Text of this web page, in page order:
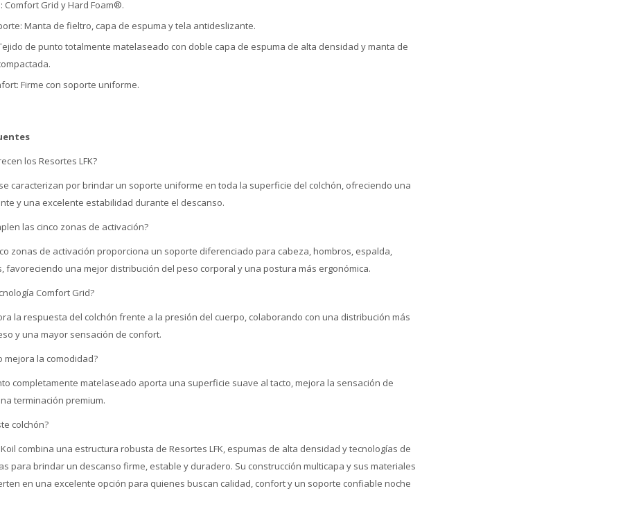
Comfort Grid y Hard Foam®.
Manta de fieltro, capa de espuma y tela antideslizante.
de punto totalmente matelaseado con doble capa de espuma de alta densidad y manta de
Firme con soporte uniforme.
los Resortes LFK?
se caracterizan por brindar un soporte uniforme en toda la superficie del colchón, ofreciendo una
y una excelente estabilidad durante el descanso.
las cinco zonas de activación?
zonas de activación proporciona un soporte diferenciado para cabeza, hombros, espalda,
favoreciendo una mejor distribución del peso corporal y una postura más ergonómica.
Comfort Grid?
la respuesta del colchón frente a la presión del cuerpo, colaborando con una distribución más
y una mayor sensación de confort.
mejora la comodidad?
completamente matelaseado aporta una superficie suave al tacto, mejora la sensación de
terminación premium.
colchón?
combina una estructura robusta de Resortes LFK, espumas de alta densidad y tecnologías de
para brindar un descanso firme, estable y duradero. Su construcción multicapa y sus materiales
en una excelente opción para quienes buscan calidad, confort y un soporte confiable noche